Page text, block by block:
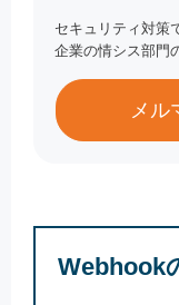
セキュリティ対策
企業の情シス部門
メル
Webhook